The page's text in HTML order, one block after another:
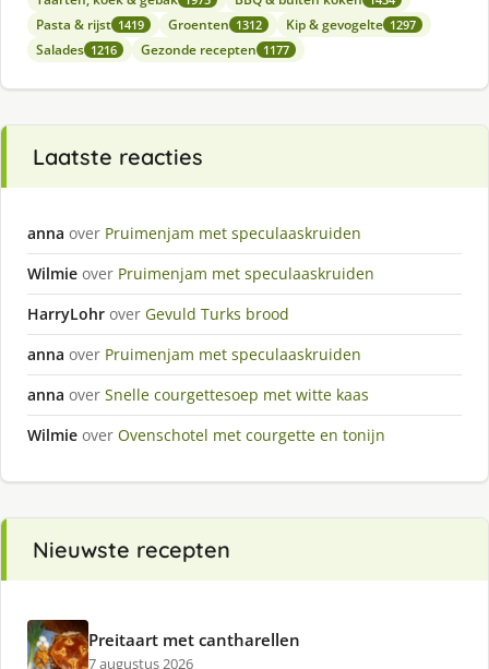
Pasta & rijst 1419 Groenten 1312 Kip & gevogelte 1297
Salades 1216 Gezonde recepten 1177
Laatste reacties
anna over Pruimenjam met speculaaskruiden
Wilmie over Pruimenjam met speculaaskruiden
HarryLohr over Gevuld Turks brood
anna over Pruimenjam met speculaaskruiden
anna over Snelle courgettesoep met witte kaas
Wilmie over Ovenschotel met courgette en tonijn
Nieuwste recepten
Preitaart met cantharellen
7 augustus 2026